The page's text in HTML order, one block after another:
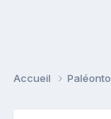
Accueil